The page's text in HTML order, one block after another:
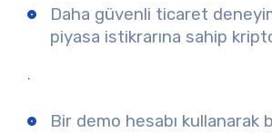
Daha güvenli ticaret
piyasa istikrarına sahip
.
Bir demo hesabı kullanarak